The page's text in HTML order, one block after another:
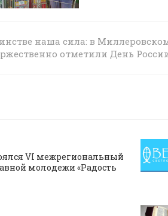
беседа о
наша сила: в
отметили День
VI межрегиональный
молодежи «Радость